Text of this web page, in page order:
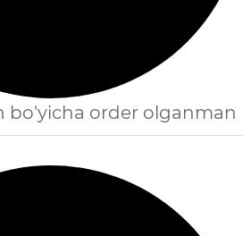
bo'yicha order olganman